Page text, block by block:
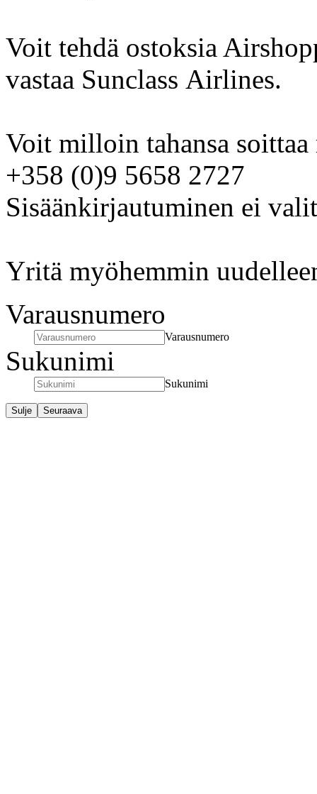
Voit tehdä ostoksia
vastaa Sunclass Airlines.
Voit milloin tahansa
+358 (0)9 5658 2727
Sisäänkirjautuminen ei
Yritä myöhemmin
Varausnumero
Varausnumero
Sukunimi
Sukunimi
Sulje Seuraava